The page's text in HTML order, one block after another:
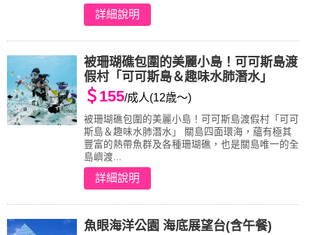
詳細說明
被珊瑚礁包圍的美麗小島！可可斯島渡
假村「可可斯島＆趣味水肺潛水」
＄155/成人(12歳～)
被珊瑚礁包圍的美麗小島！可可斯島渡假村「可可
斯島＆趣味水肺潛水」 關島四面環海，蘊有極其
豐富的熱帶魚群及各種珊瑚礁，也是關島唯一的全
島嶼渡...
詳細說明
魚眼海洋公園 海底展望台(含午餐)